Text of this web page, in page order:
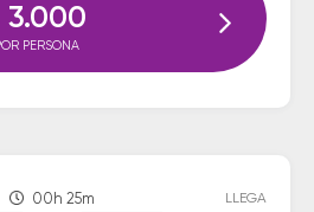
3.000
PERSONA
00h 25m LLEGA